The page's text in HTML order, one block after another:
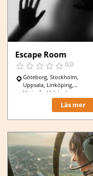
Escape Room
0,0
Göteborg, Stockholm,
Uppsala, Linköping,
Västerås, Helsingborg,
Norrköping, Jönköping,
Lund, Borlänge, Mariestad,
Läs mer